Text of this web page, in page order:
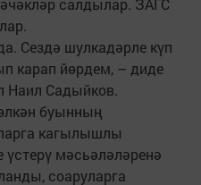
салдылар. ЗАГС
Сездә шулкадәрле күп
карап йөрдем, – диде
Наил Садыйков.
буынның
кагылышлы
мәсьәләләренә
соаруларга